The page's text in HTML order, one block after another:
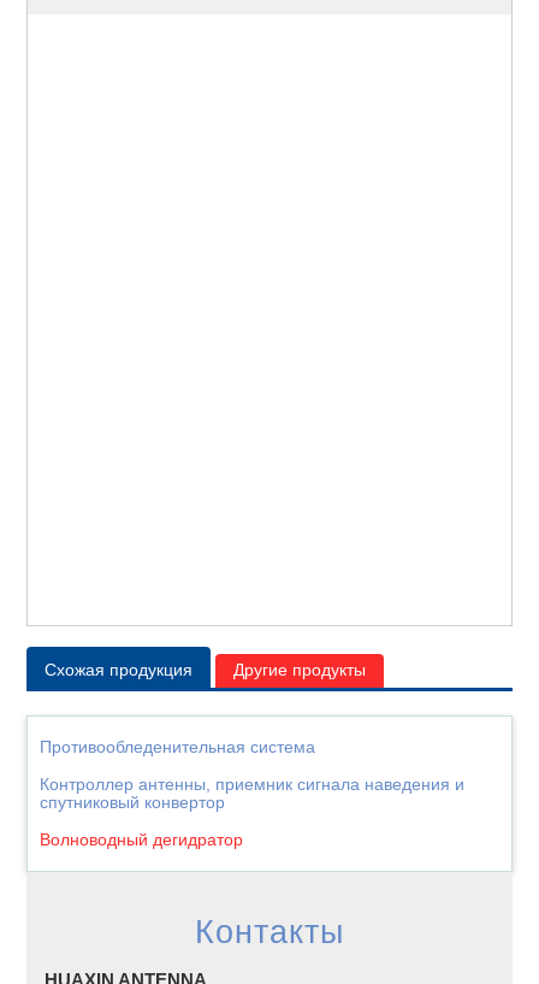
Схожая продукция Другие продукты
Противообледенительная система
Контроллер антенны, приемник сигнала наведения и
спутниковый конвертор
Волноводный дегидратор
Контакты
HUAXIN ANTENNA